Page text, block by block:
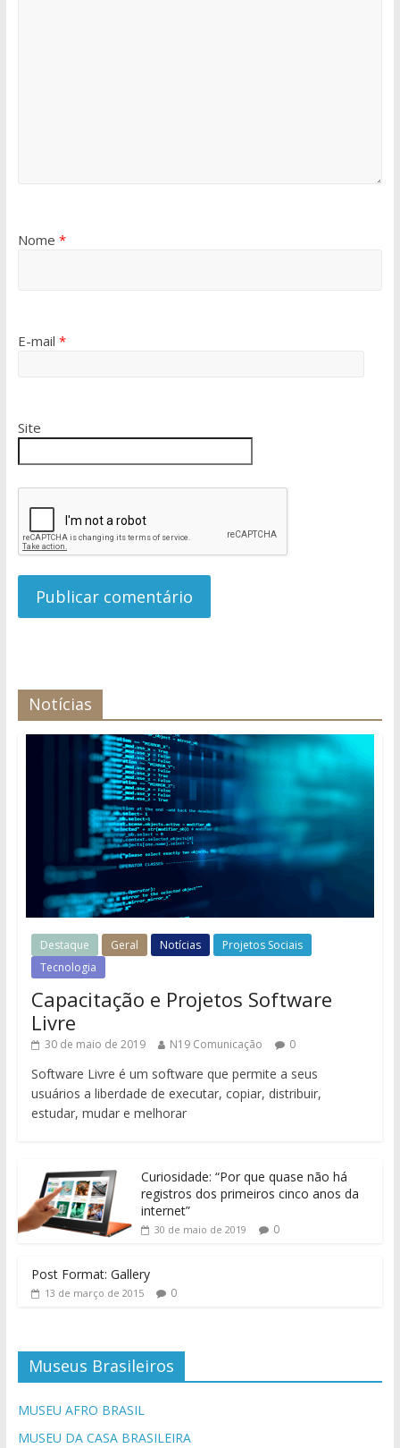
Nome *
E-mail *
Site
Notícias
Destaque Geral Notícias
Projetos Sociais
Tecnologia
Capacitação e Projetos Software
Livre
30 de maio de 2019 N19 Comunicação 0
Software Livre é um software que permite a seus
usuários a liberdade de executar, copiar, distribuir,
estudar, mudar e melhorar
Curiosidade: “Por que quase não há
registros dos primeiros cinco anos da
internet”
30 de maio de 2019 0
Post Format: Gallery
13 de março de 2015 0
Museus Brasileiros
MUSEU AFRO BRASIL
MUSEU DA CASA BRASILEIRA